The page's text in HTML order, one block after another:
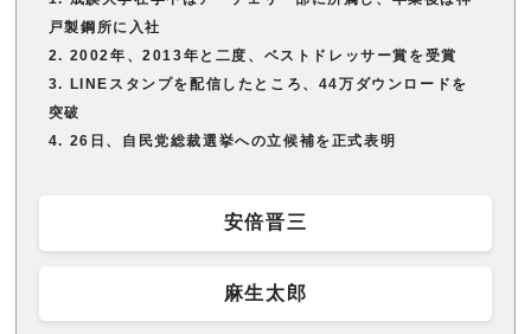
戸製鋼所に入社
2002年、2013年と二度、ベストドレッサー賞を受賞
LINEスタンプを配信したところ、44万ダウンロードを
突破
26日、自民党総裁選挙への立候補を正式表明
安倍晋三
麻生太郎